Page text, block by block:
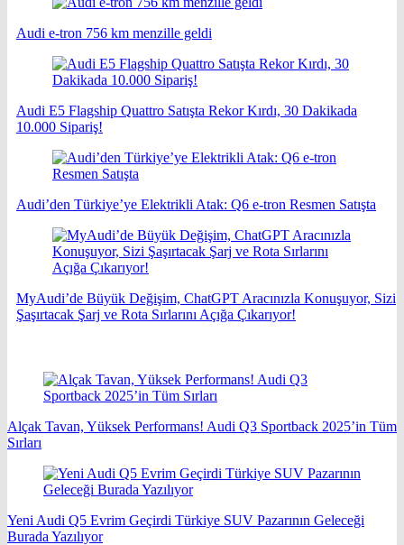
Audi e-tron 756 km menzille geldi
Audi E5 Flagship Quattro Satışta Rekor Kırdı, 30 Dakikada
10.000 Sipariş!
Audi’den Türkiye’ye Elektrikli Atak: Q6 e-tron Resmen Satışta
MyAudi’de Büyük Değişim, ChatGPT Aracınızla Konuşuyor, Sizi
Şaşırtacak Şarj ve Rota Sırlarını Açığa Çıkarıyor!
Alçak Tavan, Yüksek Performans! Audi Q3 Sportback 2025’in Tüm
Sırları
Yeni Audi Q5 Evrim Geçirdi Türkiye SUV Pazarının Geleceği
Burada Yazılıyor